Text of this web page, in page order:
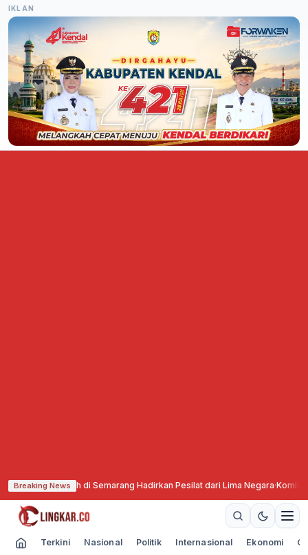
IKLAN
Breaking News
di Semarang Hadirkan Pesilat dari Lima Negara·Komisi X DPR Minta
Terkini Nasional Politik Internasional Ekonomi